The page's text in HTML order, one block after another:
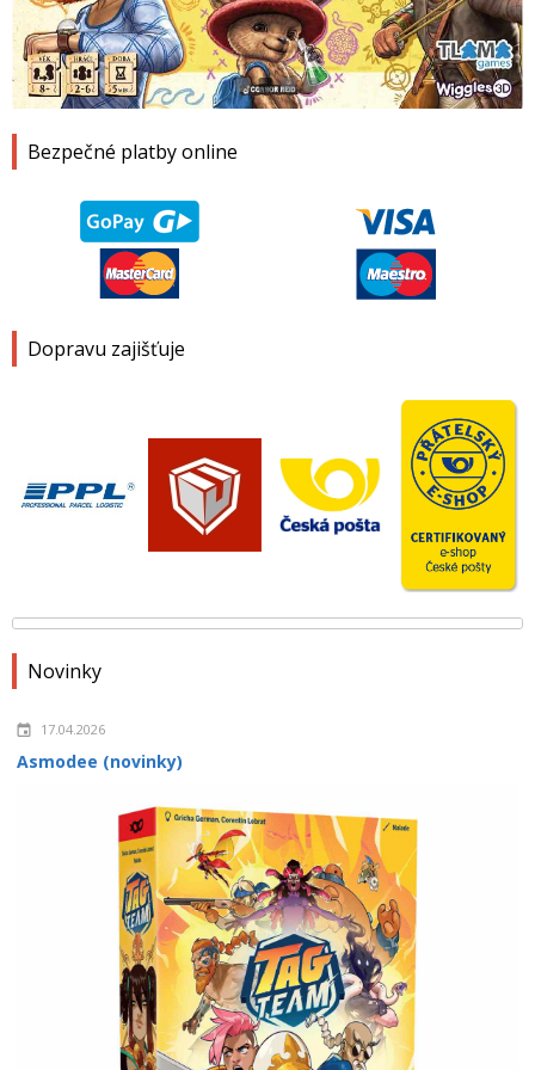
Bezpečné platby online
Dopravu zajišťuje
Novinky
17.04.2026
Asmodee (novinky)